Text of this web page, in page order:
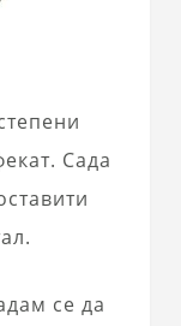
Сада
се да